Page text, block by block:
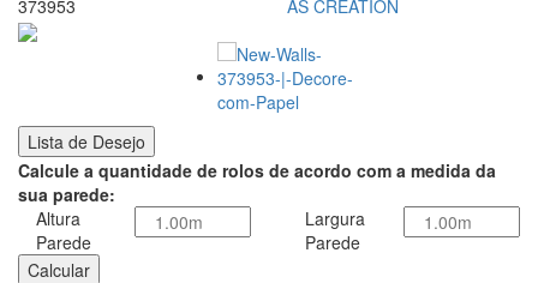
venda
Papel
de
Parede
pela
373953
AS CREATION
Lista de Desejo
Calcule a quantidade de rolos de acordo com a medida da
sua parede:
Altura
Parede
Largura
Parede
Calcular